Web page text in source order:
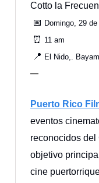
Cotto la
📅 Domingo, 29
⏰ 11 am
📍 El Nido,.
—
Puerto Rico
eventos
reconocidos del
objetivo
cine